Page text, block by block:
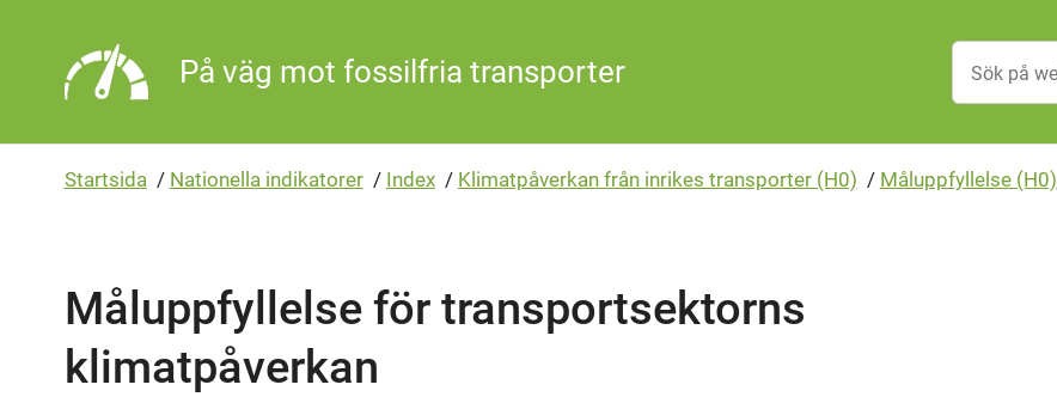
På väg mot fossilfria transporter
Startsida / Nationella indikatorer / Index / Klimatpåverkan från inrikes transporter (H0) / Måluppfyllelse (H0)
Måluppfyllelse för transportsektorns
klimatpåverkan